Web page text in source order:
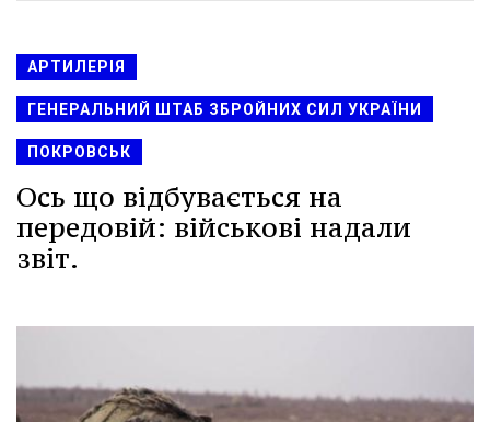
АРТИЛЕРІЯ
ГЕНЕРАЛЬНИЙ ШТАБ ЗБРОЙНИХ СИЛ УКРАЇНИ
ПОКРОВСЬК
Ось що відбувається на
передовій: військові надали
звіт.